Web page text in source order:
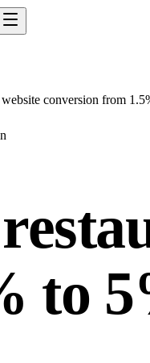
conversion from
to